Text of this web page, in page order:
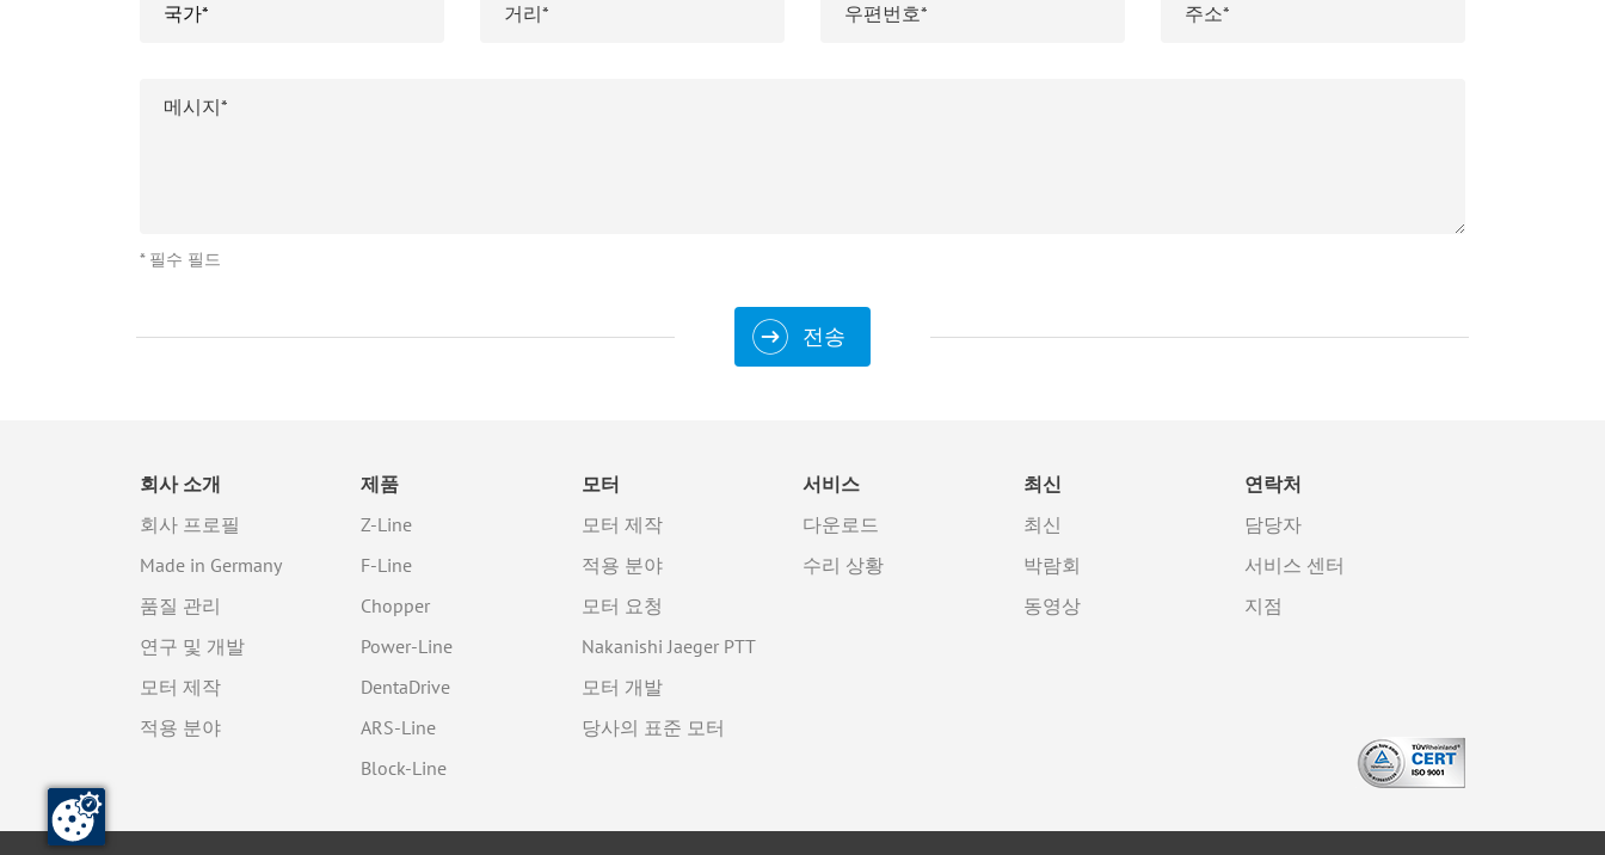
* 필수 필드
전송
회사 소개
회사 프로필
Made in Germany
품질 관리
연구 및 개발
모터 제작
적용 분야
제품
Z-Line
F-Line
Chopper
Power-Line
DentaDrive
ARS-Line
Block-Line
모터
모터 제작
적용 분야
모터 요청
Nakanishi Jaeger PTT
모터 개발
당사의 표준 모터
서비스
다운로드
수리 상황
최신
최신
박람회
동영상
연락처
담당자
서비스 센터
지점